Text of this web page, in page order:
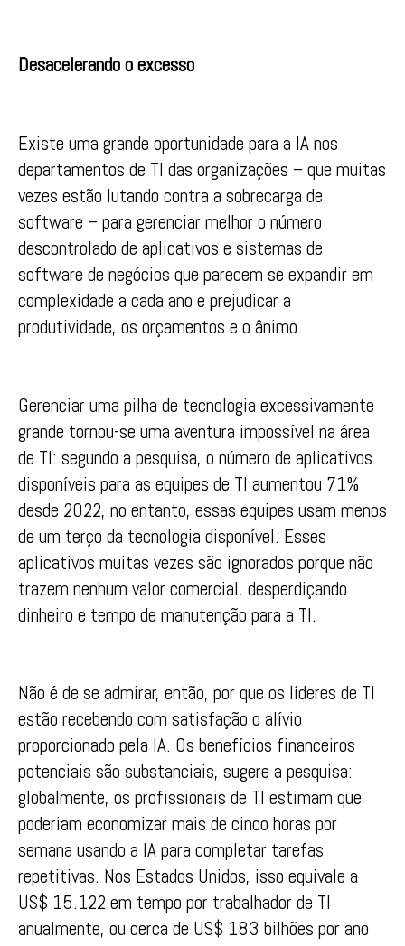
Desacelerando o excesso
Existe uma grande oportunidade para a IA nos
departamentos de TI das organizações – que muitas
vezes estão lutando contra a sobrecarga de
software – para gerenciar melhor o número
descontrolado de aplicativos e sistemas de
software de negócios que parecem se expandir em
complexidade a cada ano e prejudicar a
produtividade, os orçamentos e o ânimo.
Gerenciar uma pilha de tecnologia excessivamente
grande tornou-se uma aventura impossível na área
de TI: segundo a pesquisa, o número de aplicativos
disponíveis para as equipes de TI aumentou 71%
desde 2022, no entanto, essas equipes usam menos
de um terço da tecnologia disponível. Esses
aplicativos muitas vezes são ignorados porque não
trazem nenhum valor comercial, desperdiçando
dinheiro e tempo de manutenção para a TI.
Não é de se admirar, então, por que os líderes de TI
estão recebendo com satisfação o alívio
proporcionado pela IA. Os benefícios financeiros
potenciais são substanciais, sugere a pesquisa:
globalmente, os profissionais de TI estimam que
poderiam economizar mais de cinco horas por
semana usando a IA para completar tarefas
repetitivas. Nos Estados Unidos, isso equivale a
US$ 15.122 em tempo por trabalhador de TI
anualmente, ou cerca de US$ 183 bilhões por ano